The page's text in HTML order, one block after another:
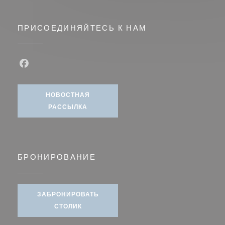
ПРИСОЕДИНЯЙТЕСЬ К НАМ
НОВОСТНАЯ
РАССЫЛКА
БРОНИРОВАНИЕ
ЗАБРОНИРОВАТЬ
СТОЛИК